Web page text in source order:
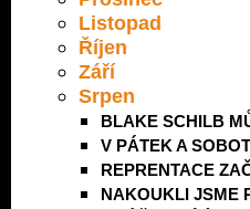
Listopad
Říjen
Září
Srpen
BLAKE SCHILB
V PÁTEK A
REPRENTACE
NAKOUKLI JSME